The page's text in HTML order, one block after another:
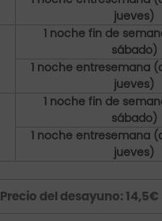
jueves)
1 noche fin de
sábado)
1 noche entresemana
jueves)
1 noche fin de
sábado)
1 noche entresemana
jueves)
Precio del desayuno: 14,5€